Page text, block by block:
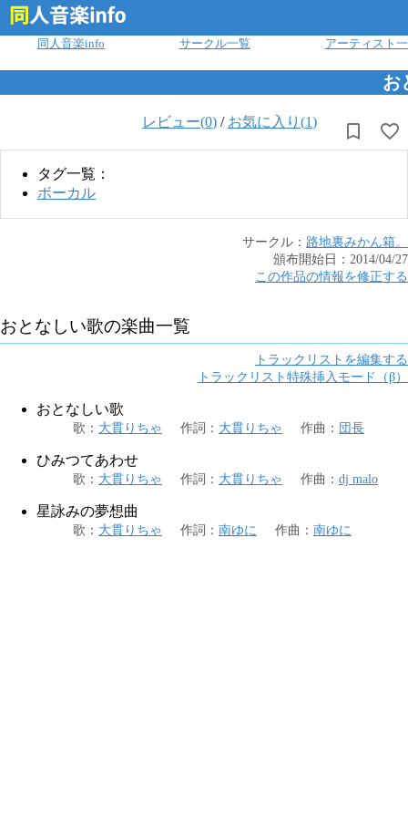
同人音楽info サークル一覧 アーティスト
お
レビュー(0) / お気に入り(1)
タグ一覧：
ボーカル
サークル： 路地裏みかん箱。
頒布開始日： 2014/04/27
この作品の情報を修正する
おとなしい歌の楽曲一覧
トラックリストを編集する
トラックリスト特殊挿入モード（β）
おとなしい歌
歌 ： 大貫りちゃ 作詞 ： 大貫りちゃ 作曲 ： 団長
ひみつてあわせ
歌 ： 大貫りちゃ 作詞 ： 大貫りちゃ 作曲 ： dj malo
星詠みの夢想曲
歌 ： 大貫りちゃ 作詞 ： 南ゆに 作曲 ： 南ゆに